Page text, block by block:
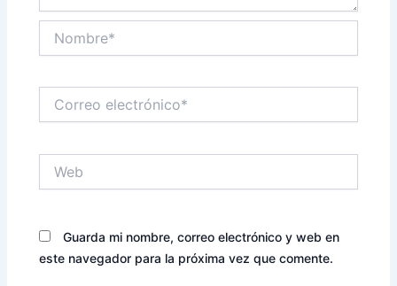
electrónico*
Guarda mi nombre, correo electrónico y web en
este navegador para la próxima vez que comente.